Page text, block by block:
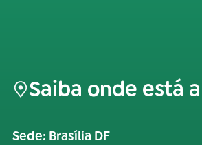
Saiba onde está a
Sede: Brasília DF